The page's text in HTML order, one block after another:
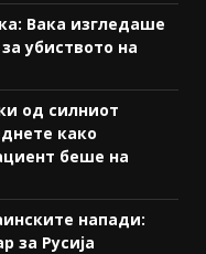
Вака изгледаше
убиството на
од силниот
како
беше на
напади:
за Русија